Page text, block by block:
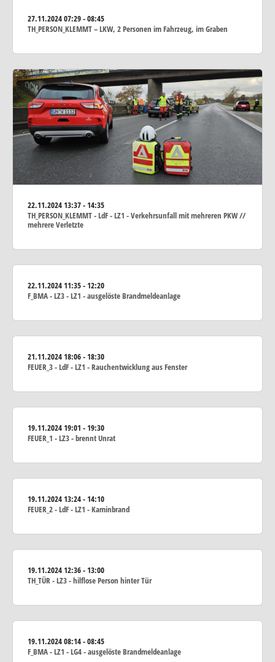
27.11.202407:29 - 08:45
TH_PERSON_KLEMMT – LKW, 2 Personen im Fahrzeug, im Graben
22.11.202413:37 - 14:35
TH_PERSON_KLEMMT - LdF - LZ1 - Verkehrsunfall mit mehreren PKW //
mehrere Verletzte
22.11.202411:35 - 12:20
F_BMA - LZ3 - LZ1 - ausgelöste Brandmeldeanlage
21.11.202418:06 - 18:30
FEUER_3 - LdF - LZ1 - Rauchentwicklung aus Fenster
19.11.202419:01 - 19:30
FEUER_1 - LZ3 - brennt Unrat
19.11.202413:24 - 14:10
FEUER_2 - LdF - LZ1 - Kaminbrand
19.11.202412:36 - 13:00
TH_TÜR - LZ3 - hilflose Person hinter Tür
19.11.202408:14 - 08:45
F_BMA - LZ1 - LG4 - ausgelöste Brandmeldeanlage